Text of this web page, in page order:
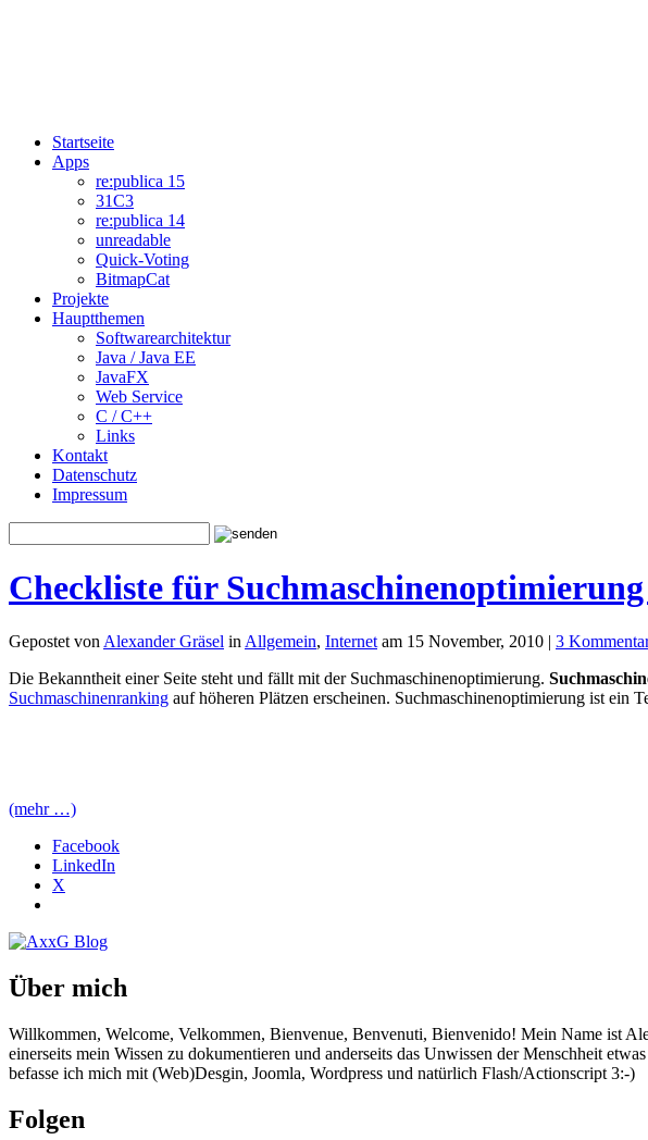
Startseite
Apps
re:publica 15
31C3
re:publica 14
unreadable
Quick-Voting
BitmapCat
Projekte
Hauptthemen
Softwarearchitektur
Java / Java EE
JavaFX
Web Service
C / C++
Links
Kontakt
Datenschutz
Impressum
Checkliste für
Gepostet von Alexander Gräsel in Allgemein, Internet am 15 November, 2010 | 3
Die Bekanntheit einer Seite steht und fällt mit der Suchmaschinenoptimierung.
Suchmaschinenranking auf höheren Plätzen erscheinen. Suchmaschinenoptimierung ist ein
(mehr …)
Facebook
LinkedIn
X
Über mich
Willkommen, Welcome, Velkommen, Bienvenue, Benvenuti, Bienvenido! Mein Name ist
einerseits mein Wissen zu dokumentieren und anderseits das Unwissen der Menschheit
befasse ich mich mit (Web)Desgin, Joomla, Wordpress und natürlich Flash/Actionscript 3:-)
Folgen